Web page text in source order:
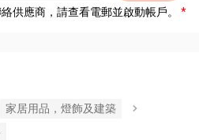
供應商，請查看電郵並啟動帳戶。
家居用品，燈飾及建築